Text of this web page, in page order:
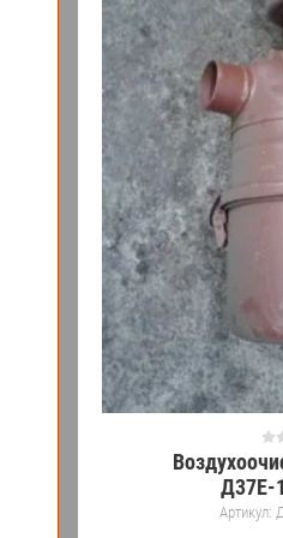
Д37Е-
Артикул: